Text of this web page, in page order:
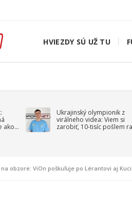
HVIEZDY SÚ UŽ TU
ako
Ukrajinský olympionik z
virálneho videa: Viem si
zarobiť, 10-tisíc pošlem
obzore: ViOn poškuľuje po Lérantovi aj